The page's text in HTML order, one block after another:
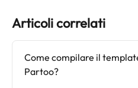
Articoli correlati
Come compilare il
Partoo?